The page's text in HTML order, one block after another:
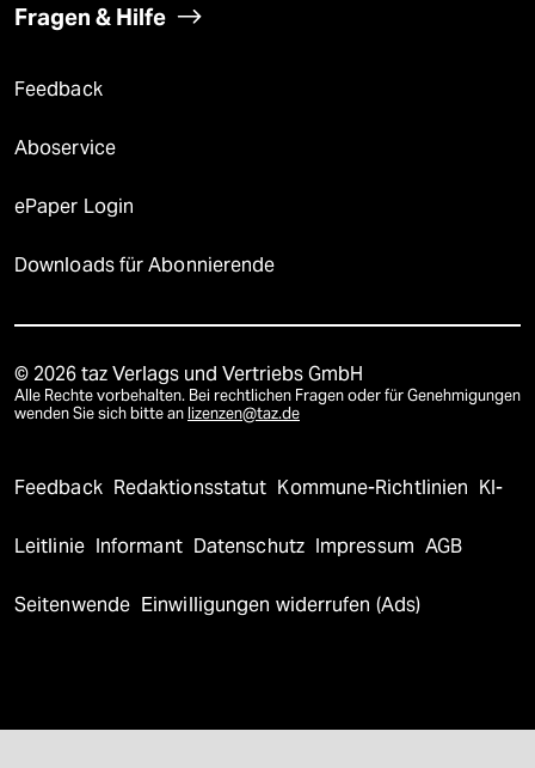
Fragen & Hilfe
Feedback
Aboservice
ePaper Login
Downloads für Abonnierende
© 2026 taz Verlags und Vertriebs GmbH
Alle Rechte vorbehalten. Bei rechtlichen Fragen oder für Genehmigungen
wenden Sie sich bitte an lizenzen@taz.de
Feedback Redaktionsstatut Kommune-Richtlinien KI-
Leitlinie Informant Datenschutz Impressum AGB
Seitenwende Einwilligungen widerrufen (Ads)